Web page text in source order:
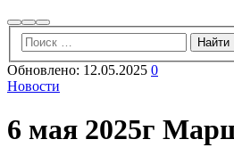
НайтиБольше
информации
Главное
меню
Обновлено: 12.05.2025 0
Новости
6 мая 2025г